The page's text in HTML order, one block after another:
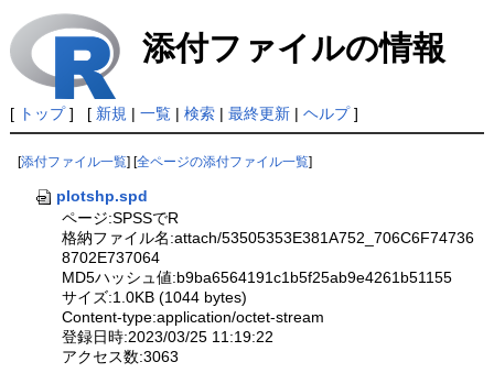
添付ファイルの情報
[ トップ] [ 新規 | 一覧| 検索| 最終更新| ヘルプ]
[添付ファイル一覧 ] [全ページの添付ファイル一覧
plotshp.spd
ページ:SPSSでR
格納ファイル名:attach/53505353E381A752_706C6F74736
8702E737064
MD5ハッシュ値:b9ba6564191c1b5f25ab9e4261b51155
サイズ:1.0KB (1044 bytes)
Content-type:application/octet-stream
登録日時:2023/03/25 11:19:22
アクセス数:3063